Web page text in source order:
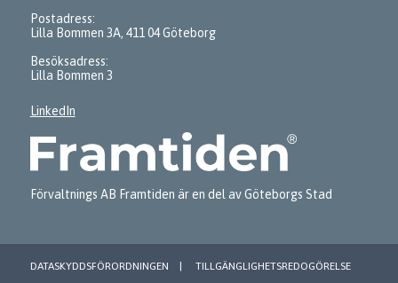
Postadress:
Lilla Bommen 3A, 411 04 Göteborg
Besöksadress:
Lilla Bommen 3
LinkedIn
Förvaltnings AB Framtiden är en del av Göteborgs Stad
DATASKYDDSFÖRORDNINGEN TILLGÄNGLIGHETSREDOGÖRELSE